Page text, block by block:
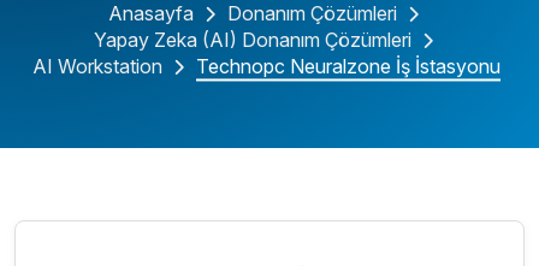
Anasayfa
Donanım Çözümleri
Yapay Zeka (AI) Donanım Çözümleri
AI Workstation
Technopc Neuralzone İş İstasyonu